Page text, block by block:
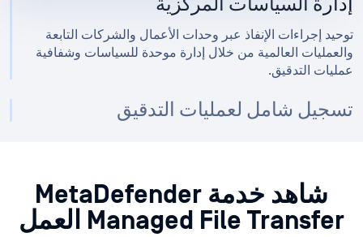
إدارة السياسات المركزية
توحيد إجراءات الإنفاذ عبر وحدات الأعمال والشركات التابعة
والعمليات العالمية من خلال إدارة موحدة للسياسات وشفافية
عمليات التدقيق.
تسجيل شامل لعمليات التدقيق
شاهد خدمة MetaDefender
Managed File Transfer العمل